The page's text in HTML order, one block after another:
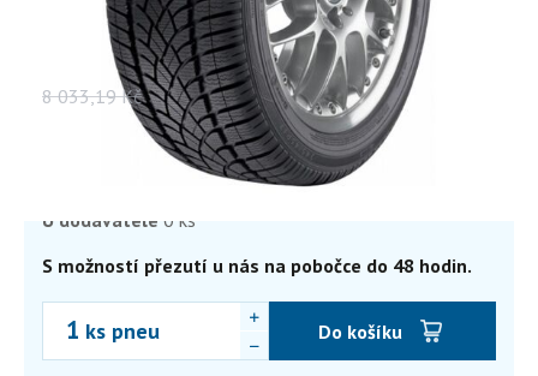
Vaše cena s DPH
8 033,19 Kč
4 986,17Kč
4 120,80 Kč bez DPH
U dodavatele 0 ks
S možností přezutí u nás na pobočce do 48 hodin.
ks pneu Do košíku